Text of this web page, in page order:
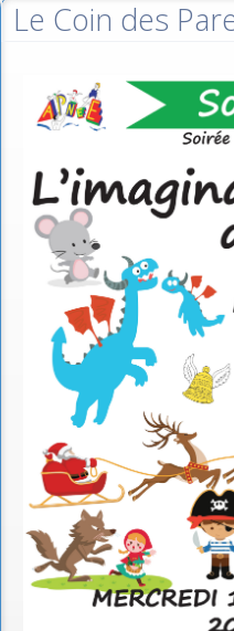
Le Coin des